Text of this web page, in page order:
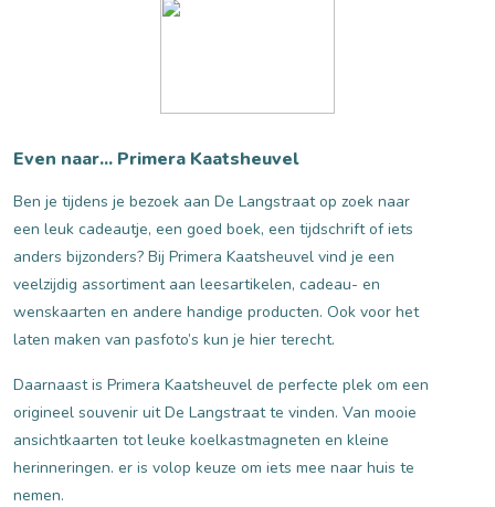
Even naar... Primera Kaatsheuvel
Ben je tijdens je bezoek aan De Langstraat op zoek naar
een leuk cadeautje, een goed boek, een tijdschrift of iets
anders bijzonders? Bij Primera Kaatsheuvel vind je een
veelzijdig assortiment aan leesartikelen, cadeau- en
wenskaarten en andere handige producten. Ook voor het
laten maken van pasfoto’s kun je hier terecht.
Daarnaast is Primera Kaatsheuvel de perfecte plek om een
origineel souvenir uit De Langstraat te vinden. Van mooie
ansichtkaarten tot leuke koelkastmagneten en kleine
herinneringen. er is volop keuze om iets mee naar huis te
nemen.